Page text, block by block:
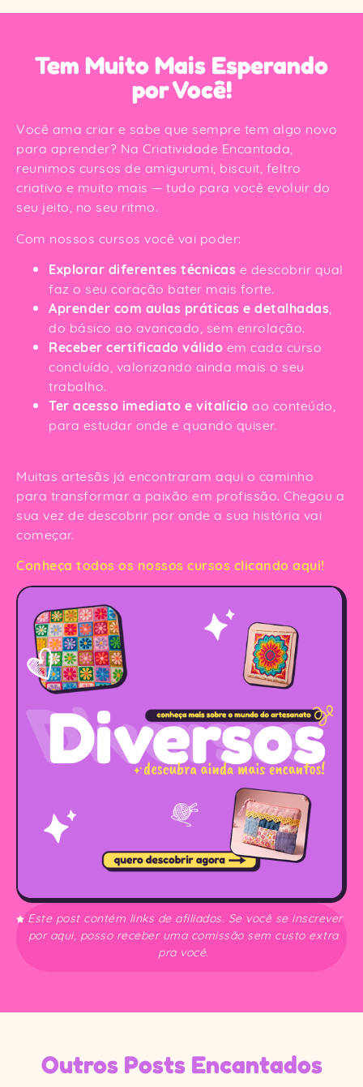
Tem Muito Mais Esperando
por Você!
Você ama criar e sabe que sempre tem algo novo
para aprender? Na Criatividade Encantada,
reunimos cursos de amigurumi, biscuit, feltro
criativo e muito mais — tudo para você evoluir do
seu jeito, no seu ritmo.
Com nossos cursos você vai poder:
Explorar diferentes técnicas e descobrir qual
faz o seu coração bater mais forte.
Aprender com aulas práticas e detalhadas
do básico ao avançado, sem enrolação.
Receber certificado válido em cada curso
concluído, valorizando ainda mais o seu
trabalho.
Ter acesso imediato e vitalício ao conteúdo,
para estudar onde e quando quiser.
Muitas artesãs já encontraram aqui o caminho
para transformar a paixão em profissão. Chegou a
sua vez de descobrir por onde a sua história vai
começar.
Conheça todos os nossos cursos clicando aqui!
Este post contém links de afiliados. Se você se inscrever
por aqui, posso receber uma comissão sem custo extra
pra você.
Outros Posts Encantados